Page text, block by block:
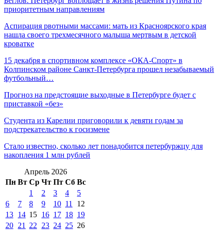
приоритетным направлениям
Аспирация рвотными массами: мать из Красноярского края
нашла своего трехмесячного малыша мертвым в детской
кроватке
15 декабря в спортивном комплексе «ОКА-Спорт» в
Колпинском районе Санкт-Петербурга прошел незабываемый
футбольный…
Прогноз на предстоящие выходные в Петербурге будет с
приставкой «без»
Студента из Карелии приговорили к девяти годам за
подстрекательство к госизмене
Стало известно, сколько лет понадобится петербуржцу для
накопления 1 млн рублей
Апрель 2026
Пн Вт Ср Чт Пт Сб Вс
1
2 3 4
5
6
7 8 9 10 11
12
13 14 15 16 17 18 19
20 21 22 23 24 25 26